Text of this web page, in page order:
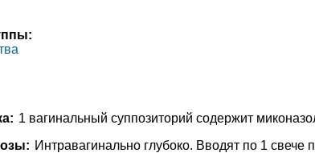
1 вагинальный суппозиторий содержит
Интравагинально глубоко. Вводят по 1 свече